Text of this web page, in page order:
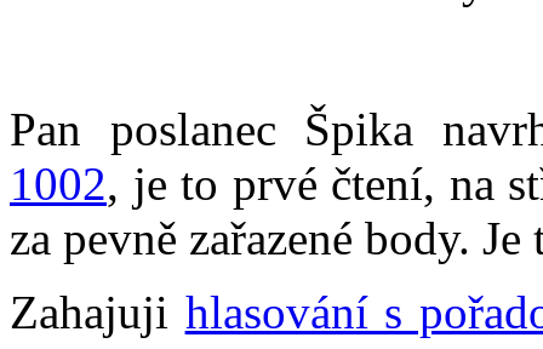
Pan poslanec Špika
1002, je to prvé čtení, na
za pevně zařazené body. Je
Zahajuji hlasování s